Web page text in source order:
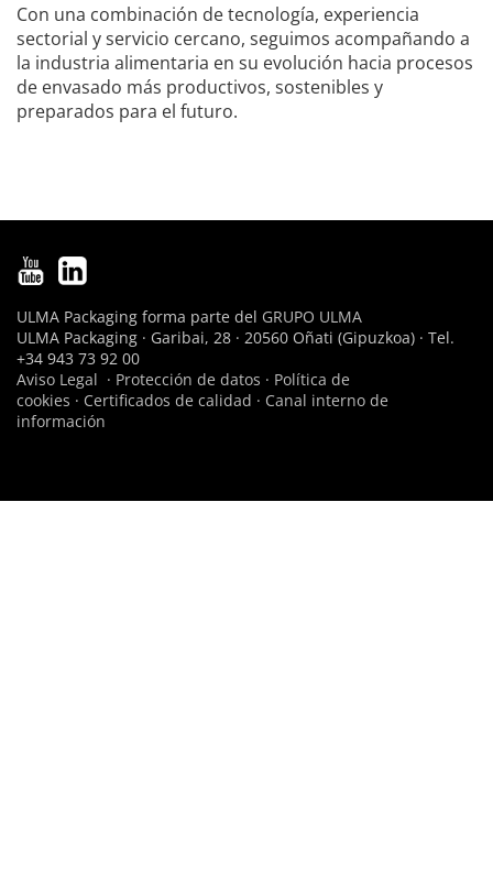
Con una combinación de tecnología, experiencia
sectorial y servicio cercano, seguimos acompañando a
la industria alimentaria en su evolución hacia procesos
de envasado más productivos, sostenibles y
preparados para el futuro.
ULMA Packaging forma parte del GRUPO ULMA
ULMA Packaging · Garibai, 28 · 20560 Oñati (Gipuzkoa) · Tel.
+34 943 73 92 00
Aviso Legal · Protección de datos · Política de
cookies · Certificados de calidad · Canal interno de
información